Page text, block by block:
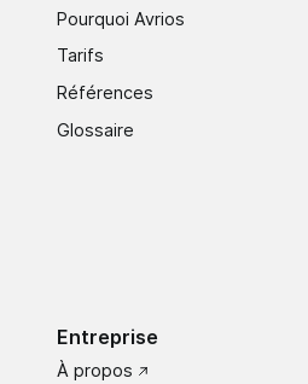
Pourquoi Avrios
Tarifs
Références
Glossaire
Entreprise
À propos